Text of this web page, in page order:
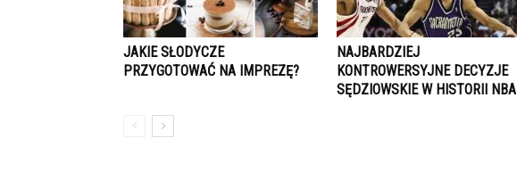
JAKIE SŁODYCZE
PRZYGOTOWAĆ NA IMPREZĘ?
NAJBARDZIEJ
KONTROWERSYJNE DECYZJE
SĘDZIOWSKIE W HISTORII NBA